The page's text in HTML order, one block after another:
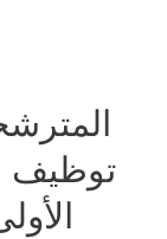
توظيف